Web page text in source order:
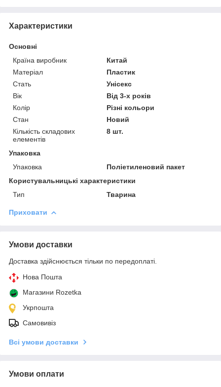
Характеристики
Основні
Країна виробник
Китай
Матеріал
Пластик
Стать
Унісекс
Вік
Від 3-х років
Колір
Різні кольори
Стан
Новий
Кількість складових
елементів
8 шт.
Упаковка
Упаковка
Поліетиленовий пакет
Користувальницькі характеристики
Тип
Тварина
Приховати
Умови доставки
Доставка здійснюється тільки по передоплаті.
Нова Пошта
Магазини Rozetka
Укрпошта
Самовивіз
Всі умови доставки
Умови оплати